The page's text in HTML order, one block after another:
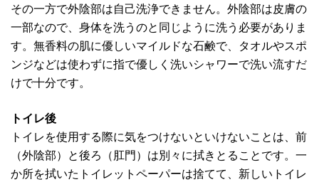
その一方で外陰部は自己洗浄できません。外陰部は皮膚の
一部なので、身体を洗うのと同じように洗う必要がありま
す。無香料の肌に優しいマイルドな石鹸で、タオルやスポ
ンジなどは使わずに指で優しく洗いシャワーで洗い流すだ
けで十分です。
トイレ後
トイレを使用する際に気をつけないといけないことは、前
（外陰部）と後ろ（肛門）は別々に拭きとることです。一
か所を拭いたトイレットペーパーは捨てて、新しいトイレ